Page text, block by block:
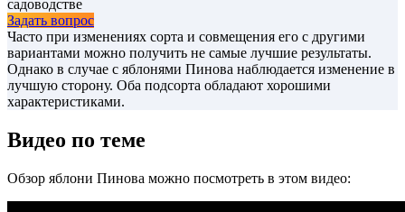
садоводстве
Задать вопрос
Часто при изменениях сорта и совмещения его с другими
вариантами можно получить не самые лучшие результаты.
Однако в случае с яблонями Пинова наблюдается изменение в
лучшую сторону. Оба подсорта обладают хорошими
характеристиками.
Видео по теме
Обзор яблони Пинова можно посмотреть в этом видео: